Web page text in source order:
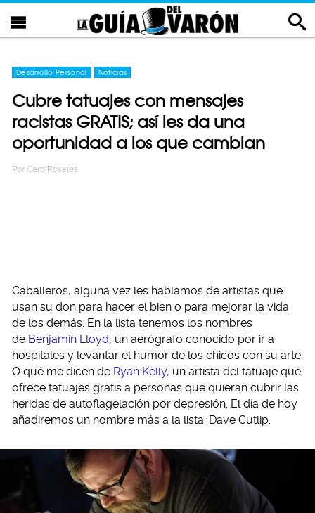
Desarrollo Personal Noticias
Cubre tatuajes con mensajes
racistas GRATIS; así les da una
oportunidad a los que cambian
Por Caro Rosales
Caballeros, alguna vez les hablamos de artistas que
usan su don para hacer el bien o para mejorar la vida
de los demás. En la lista tenemos los nombres
de Benjamin Lloyd, un aerógrafo conocido por ir a
hospitales y levantar el humor de los chicos con su arte.
O qué me dicen de Ryan Kelly, un artista del tatuaje que
ofrece tatuajes gratis a personas que quieran cubrir las
heridas de autoflagelación por depresión. El día de hoy
añadiremos un nombre más a la lista: Dave Cutlip.